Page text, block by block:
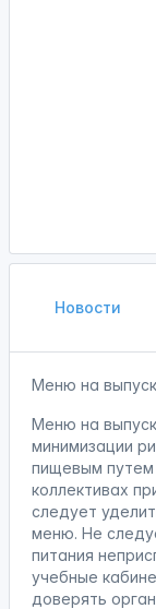
Новости
Меню на
Меню на
минимизации
пищевым путем
коллективах
следует
меню. Не
питания
учебные
доверять